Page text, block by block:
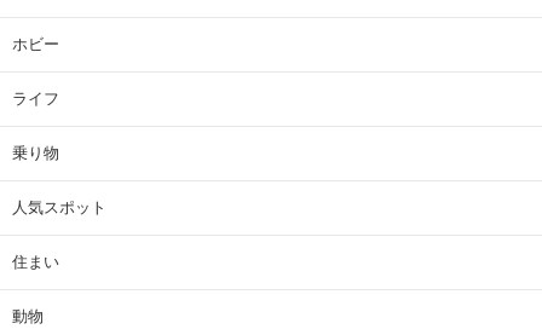
ホビー
ライフ
乗り物
人気スポット
住まい
動物